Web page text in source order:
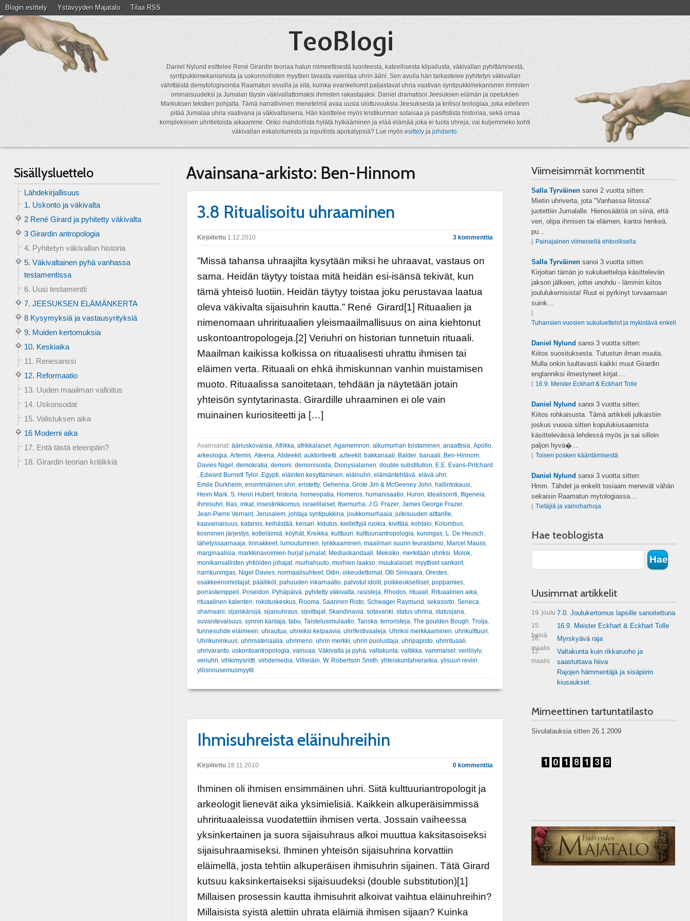
Blogin esittely Ystävyyden Majatalo Tilaa RSS
TeoBlogi
Daniel Nylund esittelee René Girardin teoriaa halun mimeettisestä luonteesta, kateellisesta kilpailusta, väkivallan pyhittämisestä,
syntipukkimekanismista ja uskonnollisten myyttien tavasta vaientaa uhrin ääni. Sen avulla hän tarkastelee pyhitetyn väkivallan
vähittäistä demytologisointia Raamatun sivuilla ja sitä, kuinka evankeliumit paljastavat uhria vaativan syntipukkimekanismin ihmisten
ominaisuudeksi ja Jumalan täysin väkivallattomaksi ihmisten rakastajaksi. Daniel dramatisoi Jeesuksen elämän ja opetuksen
Markuksen tekstien pohjalta. Tämä narratiivinen menetelmä avaa uusia ulottuvuuksia Jeesuksesta ja kritisoi teologiaa, joka edelleen
pitää Jumalaa uhria vaativana ja väkivaltaisena. Hän käsittelee myös kristikunnan sotaisaa ja pasifistista historiaa, sekä omaa
kompleksisen uhritietoista aikaamme. Onko mahdollista hylätä hylkääminen ja elää elämää joka ei tuota uhreja, vai kuljemmeko kohti
väkivallan eskaloitumista ja lopullista apokalypsiä? Lue myösesittelyjajohdanto.
Avainsana-arkisto: Ben-Hinnom
3.8 Ritualisoitu uhraaminen
Kirjoitettu1.12.2010 3 kommenttia
”Missä tahansa uhraajilta kysytään miksi he uhraavat, vastaus on
sama. Heidän täytyy toistaa mitä heidän esi-isänsä tekivät, kun
tämä yhteisö luotiin. Heidän täytyy toistaa joku perustavaa laatua
oleva väkivalta sijaisuhrin kautta.” René Girard[1] Rituaalien ja
nimenomaan uhrirituaalien yleismaailmallisuus on aina kiehtonut
uskontoantropologeja.[2] Veriuhri on historian tunnetuin rituaali.
Maailman kaikissa kolkissa on rituaalisesti uhrattu ihmisen tai
eläimen verta. Rituaali on ehkä ihmiskunnan vanhin muistamisen
muoto. Rituaalissa sanoitetaan, tehdään ja näytetään jotain
yhteisön syntytarinasta. Girardille uhraaminen ei ole vain
muinainen kuriositeetti ja […]
Avainsanat: ääriuskovaisia Afrikka afrikkalaiset, Agamemnon alkumurhan toistaminen anaattisia Apollo,
arkeologia Artemis, Ateena Atsteekit, auktoriteetti azteekit, bakkanaali Balder, banaali Ben-Hinnom,
Davies Nigel demokratia demoni demonisoida Dionysialainen double substitution E.E. Evans-Pritchard
Edward Burnett Tylor, Egypti eläinten kesyttäminen eläinuhri elämäntehtävä elävä uhri
Emile Durkheim, ensimmäinen uhri eristetty, Gehenna Grote Jim & McGeeney John hallintokausi
Heim Mark. S, Henri Hubert, historia homeopatia Homeros, humanisaatio, Huron Idealisointi Ifigeneia
ihmisuhri Ilias, inkat, insestirikkomus, israelilaiset, Itsemurha J.G. Frazer, James George Frazer,
Jean-Pierre Vernant, Jerusalem, johtaja syntipukkina joukkomurhaaia julkisuuden alttarille
kaavamaisuus, katarsis, keihästää keisari kidutus, kiellettyjä ruokia kivittää kohtalo, Kolumbus,
kosminen järjestys, kotieläimiä köyhät, Kreikka kulttuuri kulttuuriantropologia kuningas, L. De Heusch
lähetyssaarnaaja linnakkeet, lumoutumnen lynkkaaminen maailman suurin teurastamo, Marcel Mauss,
marginaalisia markkinavoimien hurjat jumalat, Mediaskandaali Meksiko, merkitään uhriksi Molok,
monikansallisten yhtiöiden johajat, murhahuuto, murhien laakso, muukalaiset, myyttiset sankarit,
narrikuningas, Nigel Davies, normaalisuhteet, Odin oikeudettomat, Olli Sinivaara Orestes,
osakkeenomistajat, päälliköt, pahuuden inkarnaatio, palvotut idolit, poikkeukselliset, poppamies,
porrastemppeli Poseidon Pyhäpäivä pyhitetty väkivalta rasisteja Rhodos, rituaali Rituaalinen aika
rituaalinen kalenteri rokotuskeskus, Rooma Saarinen Risto, Schwager Raymund sekasorto, Seneca
shamaani sijaiskärsijä sijaisuhraus, sijoittajat, Skandinavia sotavanki status uhrina statusjana
suvaistevaisuus, synnin kantaja tabu Taistelusimulaatio, Tanska terroristeja The goulden Bough Troija
tunnesuhde eläimeen uhrautua uhreiksi kelpaavia uhrifestivaaleja Uhriksi merkkaaminen uhrikulttuuri
Uhrikuninkuus, uhrimateriaalia uhrimeno, uhrin merkki uhrin puolustaja uhripapisto, uhrirituaali
uhrivaranto, uskontoantropologia vainuaa Väkivalta ja pyhä valtakunta valtikka vammaiset, verilöyly,
veriuhri vihkimysriitti viihdemedia Villieläin W. Robertson Smith yhteiskuntahierarkia ylisuuri reviiri
ylösnousemusmyytit
Ihmisuhreista eläinuhreihin
Kirjoitettu18.11.2010 0 kommenttia
Ihminen oli ihmisen ensimmäinen uhri. Siitä kulttuuriantropologit ja
arkeologit lienevät aika yksimielisiä. Kaikkein alkuperäisimmissä
uhrirituaaleissa vuodatettiin ihmisen verta. Jossain vaiheessa
yksinkertainen ja suora sijaisuhraus alkoi muuttua kaksitasoiseksi
sijaisuhraamiseksi. Ihminen yhteisön sijaisuhrina korvattiin
eläimellä, josta tehtiin alkuperäisen ihmisuhrin sijainen. Tätä Girard
kutsuu kaksinkertaiseksi sijaisuudeksi (double substitution)[1]
Millaisen prosessin kautta ihmisuhrit alkoivat vaihtua eläinuhreihin?
Millaisista syistä alettiin uhrata eläimiä ihmisen sijaan? Kuinka
Sisällysluettelo
Lähdekirjallisuus
1. Uskonto ja väkivalta
2 René Girard ja pyhitetty väkivalta
3 Girardin antropologia
4. Pyhitetyn väkivallan historia
5. Väkivaltainen pyhä vanhassa
testamentissa
6. Uusi testamentti
7. JEESUKSEN ELÄMÄNKERTA
8 Kysymyksiä ja vastausyrityksiä
9. Muiden kertomuksia
10. Keskiaika
11. Renesanssi
12. Reformaatio
13. Uuden maailman valloitus
14. Uskonsodat
15. Valistuksen aika
16 Moderni aika
17. Entä tästä eteenpäin?
18. Girardin teorian kritiikkiä
Viimeisimmät kommentit
Salla Tyrväinensanoi 2 vuotta sitten:
Mietin uhriverta, jota "Vanhassa liitossa"
juotettiin Jumalalle. Hienosäätöä on siinä, että
veri, olipa ihmisen tai eläimen, kantoi henkeä,
pu...
Painajainen viimeisellä ehtoollisella
Salla Tyrväinensanoi 3 vuotta sitten:
Kirjoitan tämän jo sukuluetteloja käsittelevän
jakson jälkeen, jottei unohdu - lämmin kiitos
joululukemisista! Ruut ei pyrkinyt turvaamaan
suink...
Tuhansien vuosien sukuluettelot ja mykistävä enkeli
Daniel Nylund sanoi 3 vuotta sitten:
Kiitos suosituksesta. Tutustun ilman muuta.
Mulla onkin luultavasti kaikki muut Girardin
englanniksi ilmestyneet kirjat....
16.9. Meister Eckhart & Eckhart Tolle
Daniel Nylund sanoi 3 vuotta sitten:
Kiitos rohkaisusta. Tämä artikkeli julkaistiin
joskus vuosia sitten kopulukiusaamista
käsittelevässä lehdessä myös ja sai silloin
paljon hyvä�...
Toisen posken kääntämisestä
Daniel Nylund sanoi 3 vuotta sitten:
Hmm. Tähdet ja enkelit tosiaam menevät vähän
sekaisin Raamatun mytologiassa....
Tietäjiä ja vainoharhoja
Hae teoblogista
Uusimmat artikkelit
19. joulu 7.0. Joulukertomus lapsille sanoitettuna
15.
heinä
16.9. Meister Eckhart & Eckhart Tolle
16.
maalis
Myrskyävä raja
12.
maalis
Valtakunta kuin rikkaruoho ja
saastuttava hiiva
Rajojen hämmentäjä ja sisäpiirin
kiusaukset.
Mimeettinen tartuntatilasto
Sivulatauksia sitten 26.1.2009